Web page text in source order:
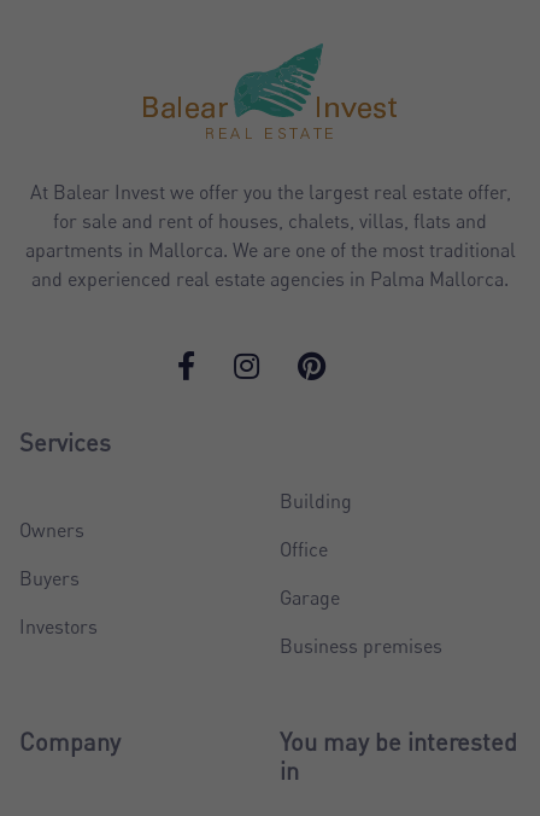
At Balear Invest we offer you the largest real estate offer,
for sale and rent of houses, chalets, villas, flats and
apartments in Mallorca. We are one of the most traditional
and experienced real estate agencies in Palma Mallorca.
Services
Owners
Buyers
Investors
Building
Office
Garage
Business premises
Company
You may be interested
in